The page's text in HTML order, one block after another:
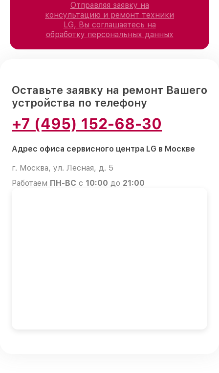
Отправляя заявку на
консультацию и ремонт техники
LG, Вы соглашаетесь на
обработку персональных данных
Оставьте заявку на ремонт Вашего
устройства по телефону
+7 (495) 152-68-30
Адрес офиса сервисного центра LG в Москве
г. Москва, ул. Лесная, д. 5
Работаем ПН-ВС с 10:00 до 21:00